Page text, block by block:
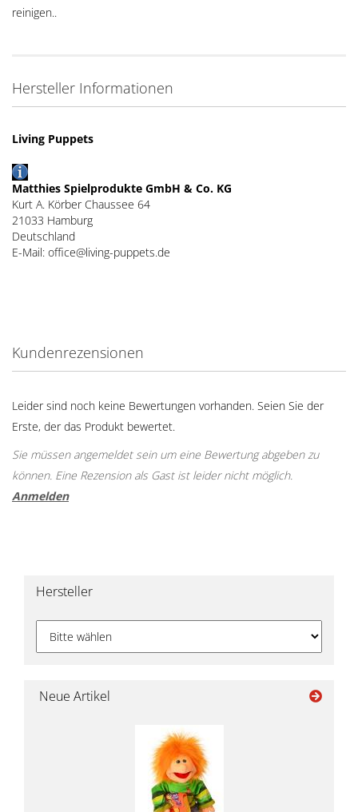
reinigen..
Hersteller Informationen
Living Puppets
Matthies Spielprodukte GmbH & Co. KG
Kurt A. Körber Chaussee 64
21033 Hamburg
Deutschland
E-Mail: office@living-puppets.de
Kundenrezensionen
Leider sind noch keine Bewertungen vorhanden. Seien Sie der
Erste, der das Produkt bewertet.
Sie müssen angemeldet sein um eine Bewertung abgeben zu
können. Eine Rezension als Gast ist leider nicht möglich.
Anmelden
Hersteller
Neue Artikel